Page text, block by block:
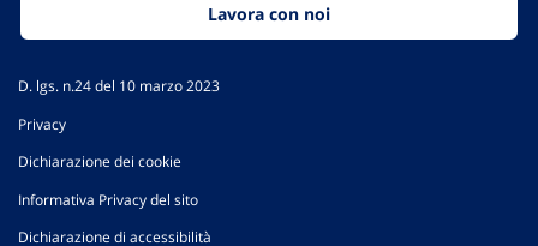
Lavora con noi
D. lgs. n.24 del 10 marzo 2023
Privacy
Dichiarazione dei cookie
Informativa Privacy del sito
Dichiarazione di accessibilità